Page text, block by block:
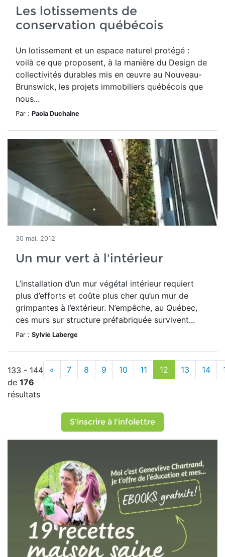
Les lotissements de
conservation québécois
Un lotissement et un espace naturel protégé :
voilà ce que proposent, à la manière du Design de
collectivités durables mis en œuvre au Nouveau-
Brunswick, les projets immobiliers québécois que
nous...
Par : Paola Duchaine
30 mai, 2012
Un mur vert à l'intérieur
L’installation d’un mur végétal intérieur requiert
plus d’efforts et coûte plus cher qu’un mur de
grimpantes à l’extérieur. N’empêche, au Québec,
ces murs sur structure préfabriquée survivent...
Par : Sylvie Laberge
133 - 144
de 176
résultats
« 7 8 9 10 11 12 13 14
S'inscrire à l'infolettre